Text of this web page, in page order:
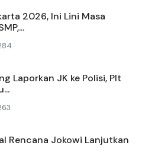
2026, Ini Lini Masa
Laporkan JK ke Polisi, Plt
Rencana Jokowi Lanjutkan